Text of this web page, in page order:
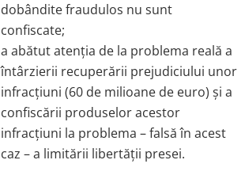
dobândite fraudulos nu sunt
confiscate;
a abătut atenţia de la problema reală a
întârzierii recuperării prejudiciului unor
infracţiuni (60 de milioane de euro) și a
confiscării produselor acestor
infracțiuni la problema – falsă în acest
caz – a limitării libertăţii presei.